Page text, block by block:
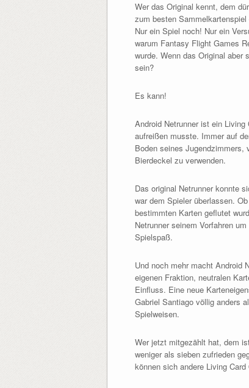
Wer das Original kennt, dem
zum besten
Nur ein Spiel noch! Nur ein
warum Fantasy Flight Games
wurde. Wenn das Original aber
sein?
Es kann!
Android Netrunner ist ein
aufreißen musste. Immer auf
Boden seines Jugendzimmers,
Bierdeckel zu verwenden.
Das original Netrunner konnte
war dem Spieler überlassen.
bestimmten Karten geflutet
Netrunner seinem Vorfahren
Spielspaß.
Und noch mehr macht Android
eigenen Fraktion, neutralen
Einfluss. Eine neue
Gabriel Santiago völlig anders
Spielweisen.
Wer jetzt mitgezählt hat, dem
weniger als sieben zufrieden
können sich andere Living